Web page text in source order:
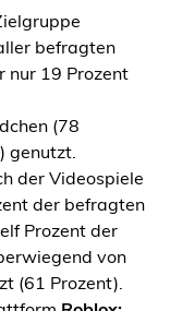
befragten
nur 19 Prozent
(78
genutzt.
der Videospiele
der befragten
Prozent der
von
(61 Prozent).